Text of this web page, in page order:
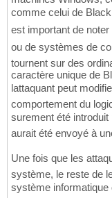
comme celui de
est important de noter
ou de systèmes de
tournent sur des
caractère unique de
lattaquant peut
comportement du
surement été introduit
aurait été envoyé à
Une fois que les
système, le reste de
système informatique